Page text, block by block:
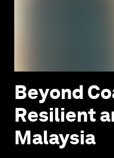
Beyond
Resilient
Malaysia